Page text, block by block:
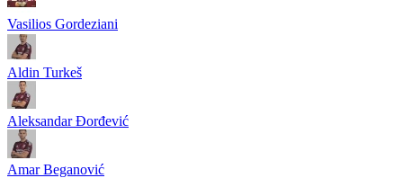
Vasilios Gordeziani
Aldin Turkeš
Aleksandar Đorđević
Amar Beganović